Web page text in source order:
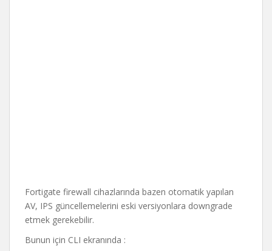
Fortigate firewall cihazlarında bazen otomatik yapılan
AV, IPS güncellemelerini eski versiyonlara downgrade
etmek gerekebilir.
Bunun için CLI ekranında :